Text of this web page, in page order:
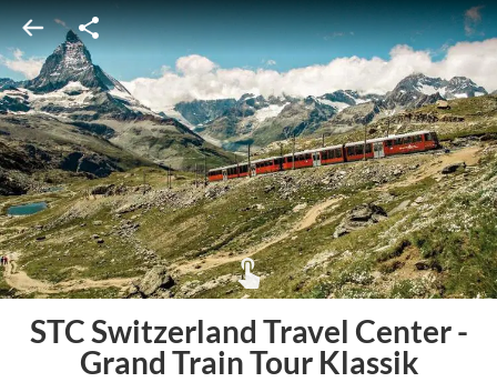
STC Switzerland Travel Center -
Grand Train Tour Klassik